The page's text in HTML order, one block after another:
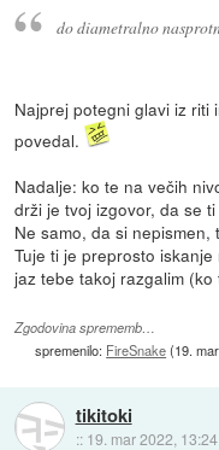
do diametralno
Najprej potegni glavi iz riti
povedal.
Nadalje: ko te na večih
drži je tvoj izgovor, da se
Ne samo, da si
Tuje ti je preprosto
jaz tebe takoj razgalim
Zgodovina sprememb…
spremenilo: FireSnake(19.
tikitoki
:: 19. mar 2022, 13:24